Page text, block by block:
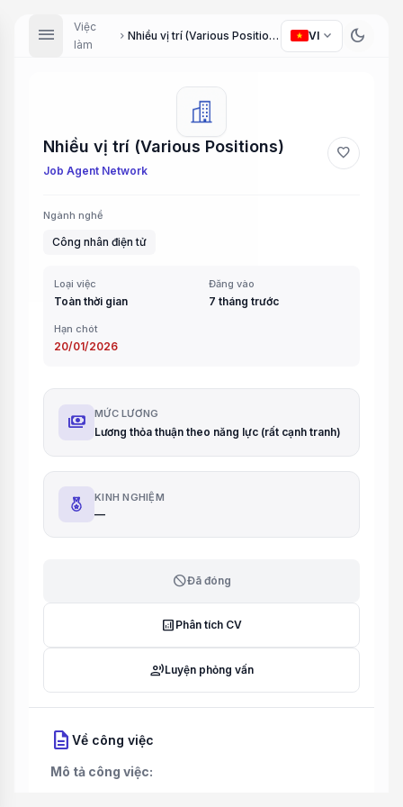
menu
Việc
làm
chevron_right Nhiều vị trí (Various Positions) VI expand_more dark_mode
Nhiều vị trí (Various Positions)
Job Agent Network
favorite
Ngành nghề
Công nhân điện tử
Loại việc
Toàn thời gian
Đăng vào
7 tháng trước
Hạn chót
20/01/2026
payments MỨC LƯƠNG
Lương thỏa thuận theo năng lực (rất cạnh tranh)
KINH NGHIỆM
—
blockĐã đóng
analytics Phân tích CV
record_voice_overLuyện phỏng vấn
description Về công việc
Mô tả công việc: